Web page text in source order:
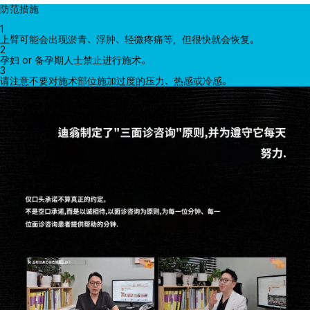
防范措施
1
上臂可能会出现淤青、浮肿、轻微疼痛等，但很快就会恢复。
2
孕妇 or 备孕期人士禁止进行施术。
3
请注意不要对施术部位施加过度的压力、热感或冷感。